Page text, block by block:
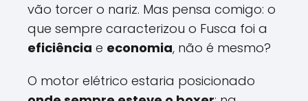
vão torcer o nariz. Mas pensa comigo: o
que sempre caracterizou o Fusca foi a
eficiência e economia, não é mesmo?
O motor elétrico estaria posicionado